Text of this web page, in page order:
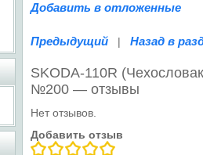
Добавить в отложенные
Предыдущий | Назад в
SKODA-110R
№200 — отзывы
Нет отзывов.
Добавить отзыв